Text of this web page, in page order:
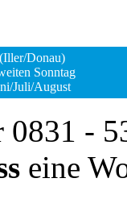
(Iller/Donau)
Sonntag
Juli/August
0831 -
eine